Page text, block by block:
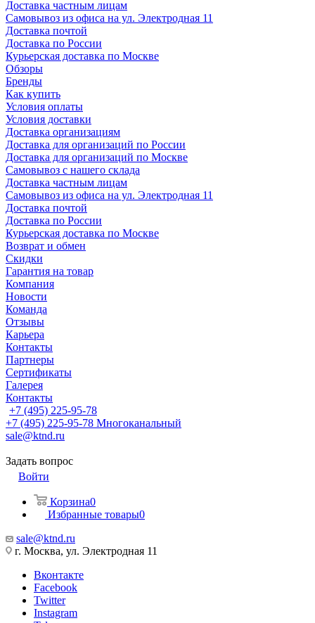
Доставка частным лицам
Самовывоз из офиса на ул. Электродная 11
Доставка почтой
Доставка по России
Курьерская доставка по Москве
Обзоры
Бренды
Как купить
Условия оплаты
Условия доставки
Доставка организациям
Доставка для организаций по России
Доставка для организаций по Москве
Самовывоз с нашего склада
Доставка частным лицам
Самовывоз из офиса на ул. Электродная 11
Доставка почтой
Доставка по России
Курьерская доставка по Москве
Возврат и обмен
Скидки
Гарантия на товар
Компания
Новости
Команда
Отзывы
Карьера
Контакты
Партнеры
Сертификаты
Галерея
Контакты
+7 (495) 225-95-78
+7 (495) 225-95-78 Многоканальный
sale@ktnd.ru
Задать вопрос
Войти
Корзина0
Избранные товары0
sale@ktnd.ru
г. Москва, ул. Электродная 11
Вконтакте
Facebook
Twitter
Instagram